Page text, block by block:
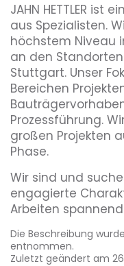
JAHN HETTLER ist
aus Spezialisten.
höchstem Niveau
an den Standorten
Stuttgart. Unser
Bereichen
Prozessführung.
großen Projekten
Phase.
Wir sind und
engagierte
Arbeiten
Die Beschreibung
entnommen.
Zuletzt geändert am